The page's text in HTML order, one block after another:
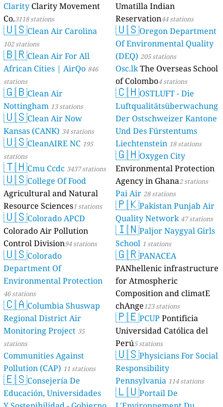
Clarity Clarity Movement
Co.3118 stations
🇺🇸Clean Air Carolina
102 stations
🇧🇷Clean Air For All
African Cities | AirQo 846
stations
🇬🇧Clean Air
Nottingham 13 stations
🇺🇸Clean Air Now
Kansas (CANK) 34 stations
🇺🇸CleanAIRE NC 195
stations
🇹🇭Cmu Ccdc 3437 stations
🇺🇸College Of Food
Agricultural and Natural
Resource Sciences1 stations
🇺🇸Colorado APCD
Colorado Air Pollution
Control Division94 stations
🇺🇸Colorado
Department Of
Environmental Protection
46 stations
🇨🇦Columbia Shuswap
Regional District Air
Monitoring Project 35
stations
Communities Against
Pollution (CAP) 11 stations
🇪🇸Consejería De
Educación, Universidades
Umatilla Indian
Reservation44 stations
🇺🇸Oregon Department
Of Environmental Quality
(DEQ) 205 stations
Osc.lkThe Overseas School
of Colombo4 stations
🇨🇭OSTLUFT - Die
Luftqualitätsüberwachung
Der Ostschweizer Kantone
Und Des Fürstentums
Liechtenstein 18 stations
🇬🇭Oxygen City
Environmental Protection
Agency in Ghana2 stations
Pai Air 28 stations
🇵🇰Pakistan Punjab Air
Quality Network 47 stations
🇮🇳Paljor Naygyal Girls
School 1 stations
🇬🇷PANACEA
PANhellenic infrastructure
for Atmospheric
Composition and climatE
chAnge123 stations
🇵🇪PCUP Pontificia
Universidad Católica del
Perú5 stations
🇺🇸Physicians For Social
Responsibility
Pennsylvania 114 stations
🇱🇺Portail De